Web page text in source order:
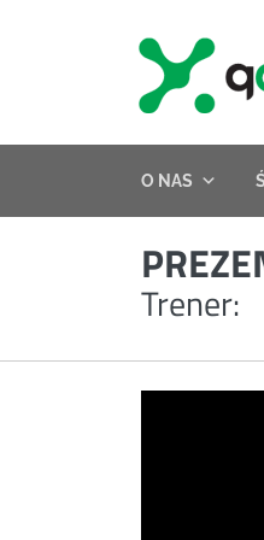
O NAS
Trener: